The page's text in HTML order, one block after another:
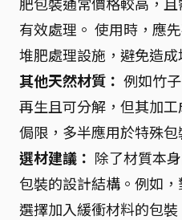
有效處理。 使用時，應
堆肥處理設施，避免造成
其他天然材質： 例如竹
再生且可分解，但其加
侷限，多半應用於特殊包
選材建議： 除了材質本
包裝的設計結構。例如
選擇加入緩衝材料的包